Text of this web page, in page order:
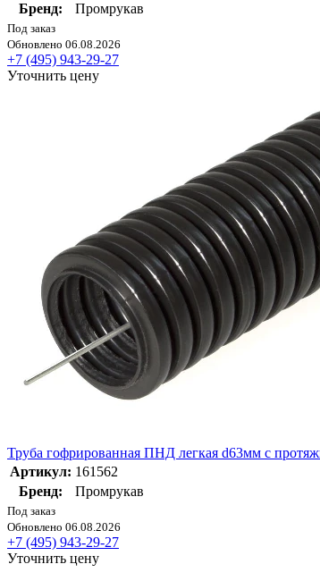
Бренд:
Промрукав
Под заказ
Обновлено 06.08.2026
+7 (495) 943-29-27
Уточнить цену
Труба гофрированная ПНД легкая d63мм с
Артикул: 161562
Бренд:
Промрукав
Под заказ
Обновлено 06.08.2026
+7 (495) 943-29-27
Уточнить цену